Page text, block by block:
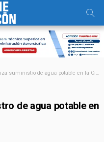
de agua potable en la Ciudad Juan Bosch
de agua potable en